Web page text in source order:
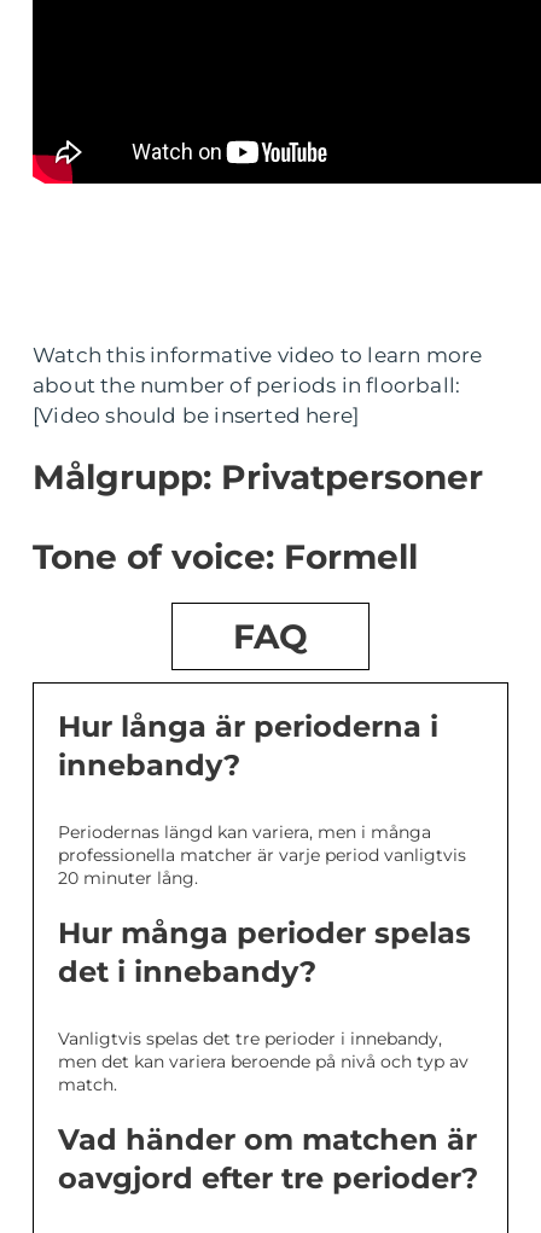
Watch this informative video to learn more
about the number of periods in floorball:
[Video should be inserted here]
Målgrupp: Privatpersoner
Tone of voice: Formell
FAQ
Hur långa är perioderna i
innebandy?
Periodernas längd kan variera, men i många
professionella matcher är varje period vanligtvis
20 minuter lång.
Hur många perioder spelas
det i innebandy?
Vanligtvis spelas det tre perioder i innebandy,
men det kan variera beroende på nivå och typ av
match.
Vad händer om matchen är
oavgjord efter tre perioder?